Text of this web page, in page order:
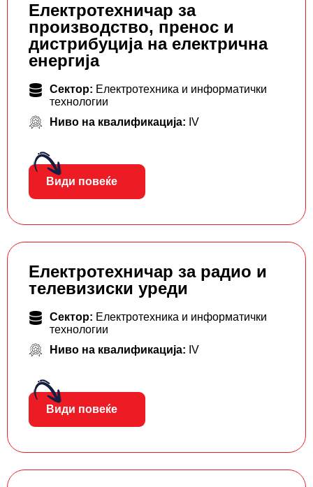
Електротехничар за
производство, пренос и
дистрибуција на електрична
енергија
Сектор: Електротехника и информатички
технологии
Ниво на квалификација: IV
Види повеќе
Електротехничар за радио и
телевизиски уреди
Сектор: Електротехника и информатички
технологии
Ниво на квалификација: IV
Види повеќе